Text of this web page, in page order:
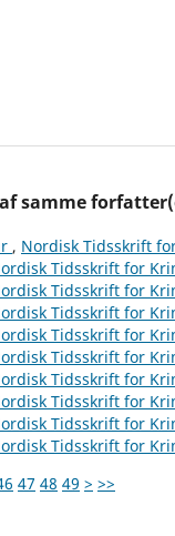
samme
, Nordisk Tidsskrift
Tidsskrift for
Tidsskrift for
Tidsskrift for
Tidsskrift for
Tidsskrift for
Tidsskrift for
Tidsskrift for
Tidsskrift for
Tidsskrift for
47 48 49 > >>